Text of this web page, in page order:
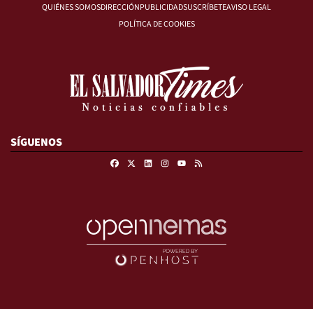
QUIÉNES SOMOSDIRECCIÓNPUBLICIDADSUSCRÍBETEAVISO LEGAL
POLÍTICA DE COOKIES
SÍGUENOS
FacebookLinkedinInstagramRSS